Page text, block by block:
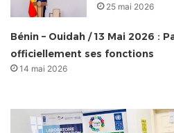
25 mai 2026
Bénin – Ouidah / 13 Mai 2026 :
officiellement ses fonctions
14 mai 2026